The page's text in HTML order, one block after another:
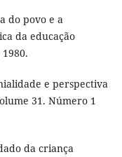
do povo e a
da educação
e perspectiva
31. Número 1
da criança